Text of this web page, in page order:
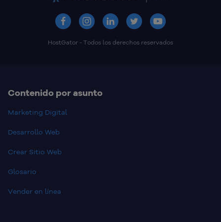
HostGator - Todos los derechos reservados
Contenido por asunto
Marketing Digital
Desarrollo Web
Crear Sitio Web
Glosario
Vender en línea